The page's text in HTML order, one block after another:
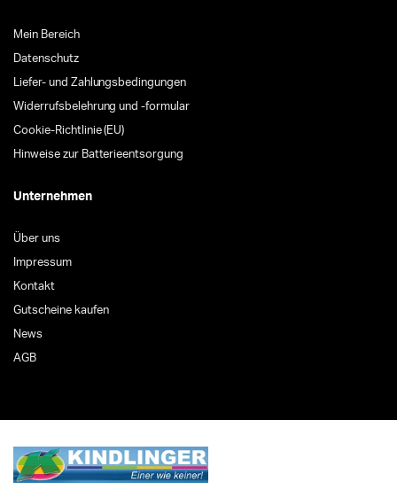
Mein Bereich
Datenschutz
Liefer- und Zahlungsbedingungen
Widerrufsbelehrung und -formular
Cookie-Richtlinie (EU)
Hinweise zur Batterieentsorgung
Unternehmen
Über uns
Impressum
Kontakt
Gutscheine kaufen
News
AGB